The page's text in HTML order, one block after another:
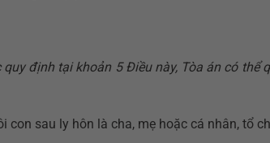
định tại khoản 5 Điều này, Tòa án có thể
sau ly hôn là cha, mẹ hoặc cá nhân, tổ